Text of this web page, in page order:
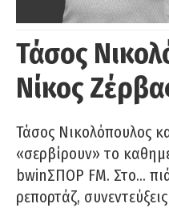
Τάσος
Νίκος
Τάσος Νικολόπουλος
«σερβίρουν» το
bwinΣΠΟΡ FM. Στο…
ρεπορτάζ,